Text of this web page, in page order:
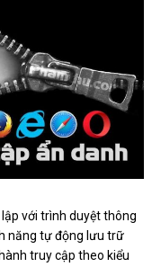
với trình duyệt thông
năng tự động lưu trữ
truy cập theo kiểu